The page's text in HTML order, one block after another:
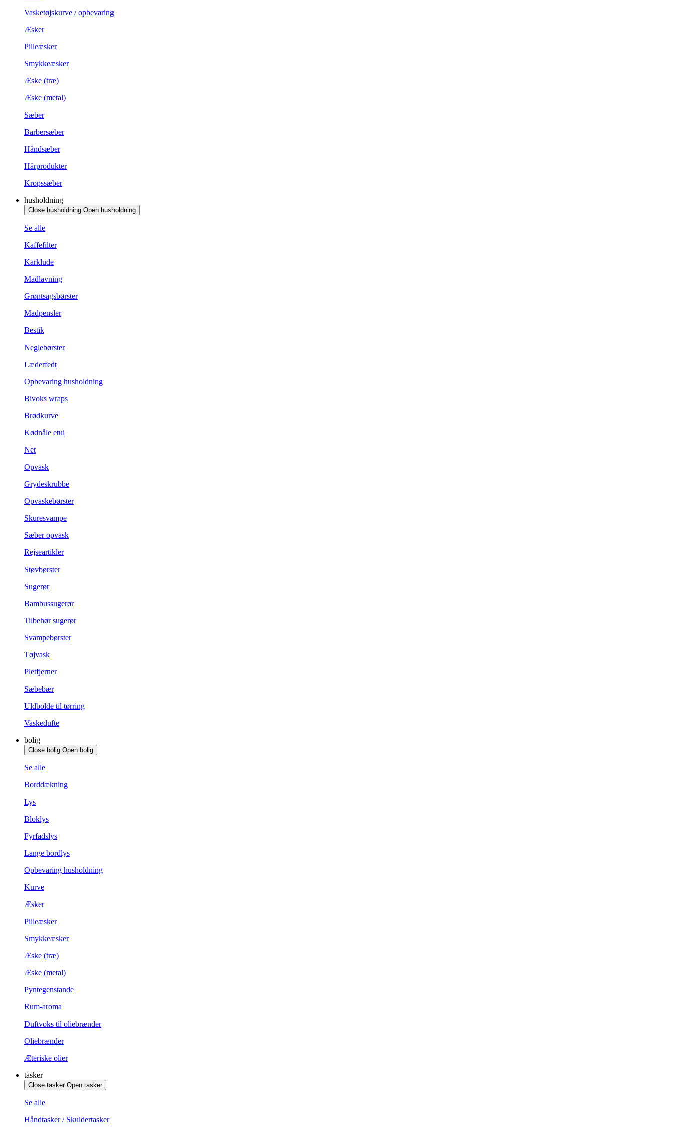
Vasketøjskurve / opbevaring
Æsker
Pilleæsker
Smykkeæsker
Æske (træ)
Æske (metal)
Sæber
Barbersæber
Håndsæber
Hårprodukter
Kropssæber
husholdning
Close husholdning Open husholdning
Se alle
Kaffefilter
Karklude
Madlavning
Grøntsagsbørster
Madpensler
Bestik
Neglebørster
Læderfedt
Opbevaring husholdning
Bivoks wraps
Brødkurve
Kødnåle etui
Net
Opvask
Grydeskrubbe
Opvaskebørster
Skuresvampe
Sæber opvask
Rejseartikler
Støvbørster
Sugerør
Bambussugerør
Tilbehør sugerør
Svampebørster
Tøjvask
Pletfjerner
Sæbebær
Uldbolde til tørring
Vaskedufte
bolig
Close bolig Open bolig
Se alle
Borddækning
Lys
Bloklys
Fyrfadslys
Lange bordlys
Opbevaring husholdning
Kurve
Æsker
Pilleæsker
Smykkeæsker
Æske (træ)
Æske (metal)
Pyntegenstande
Rum-aroma
Duftvoks til oliebrænder
Oliebrænder
Æteriske olier
tasker
Close tasker Open tasker
Se alle
Håndtasker / Skuldertasker